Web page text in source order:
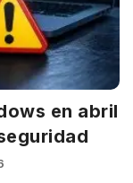
en abril